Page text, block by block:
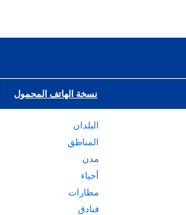
نسخة الهاتف المحمول
البلدان
المناطق
مدن
أحياء
مطارات
فنادق